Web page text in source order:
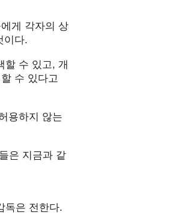
게 각자의 상
이다.
할 수 있고, 개
수 있다고
용하지 않는
은 지금과 같
독은 전한다.